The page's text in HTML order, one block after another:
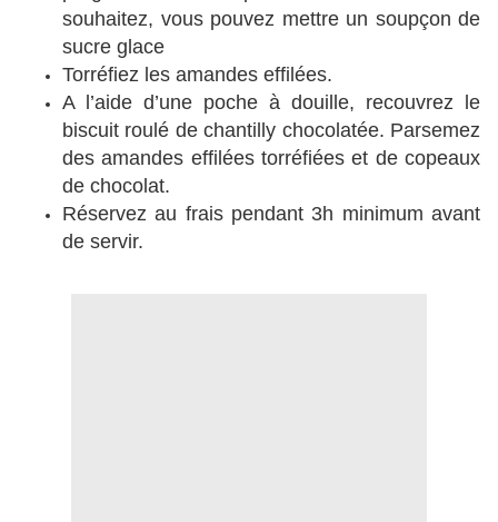
souhaitez, vous pouvez mettre un soupçon de
sucre glace
Torréfiez les amandes effilées.
A l’aide d’une poche à douille, recouvrez le
biscuit roulé de chantilly chocolatée. Parsemez
des amandes effilées torréfiées et de copeaux
de chocolat.
Réservez au frais pendant 3h minimum avant
de servir.